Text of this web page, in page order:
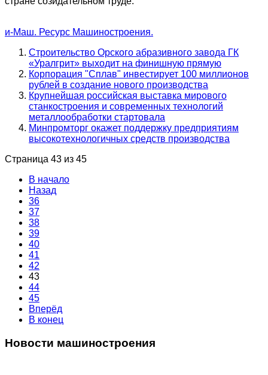
и-Маш. Ресурс Машиностроения.
Строительство Орского абразивного завода ГК
«Уралгрит» выходит на финишную прямую
Корпорация "Сплав" инвестирует 100 миллионов
рублей в создание нового производства
Крупнейшая российская выставка мирового
станкостроения и современных технологий
металлообработки стартовала
Минпромторг окажет поддержку предприятиям
высокотехнологичных средств производства
Страница 43 из 45
В начало
Назад
36
37
38
39
40
41
42
43
44
45
Вперёд
В конец
Новости машиностроения